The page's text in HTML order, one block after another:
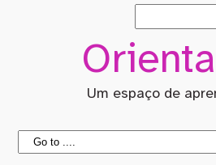
Um espaço de